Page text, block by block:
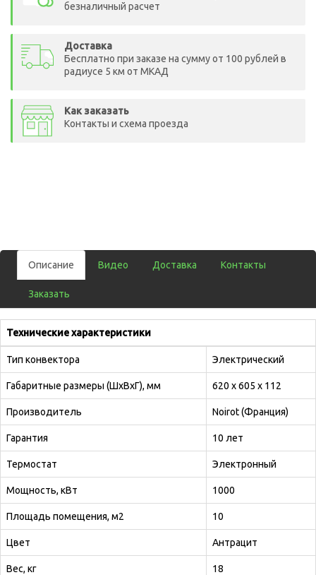
безналичный расчет
Доставка
Бесплатно при заказе на сумму от 100 рублей в
радиусе 5 км от МКАД
Как заказать
Контакты и схема проезда
Описание Видео Доставка Контакты
Заказать
Технические характеристики
Тип конвектора Электрический
Габаритные размеры (ШхВхГ), мм 620 х 605 х 112
Производитель Noirot (Франция)
Гарантия 10 лет
Термостат Электронный
Мощность, кВт 1000
Площадь помещения, м2 10
Цвет Антрацит
Вес, кг 18